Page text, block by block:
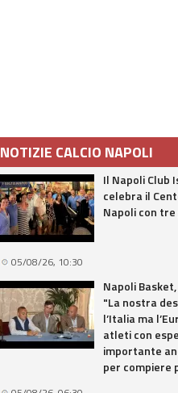
NOTIZIE CALCIO NAPOLI
Il Napoli Club
celebra il
Napoli con
05/08/26, 10:30
Napoli
"La nostra
l’Italia ma
atleti con
importante
per compiere